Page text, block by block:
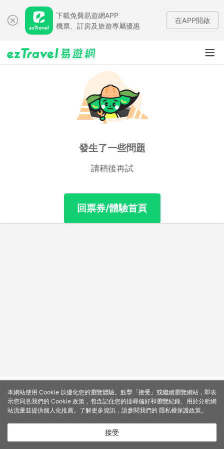
下載免費易遊網APP
機票、訂房及旅遊專屬優惠
在APP開啟
發生了一些問題
請稍後再試
回票券/體驗首頁
本網站使用 Cookie 以優化您的瀏覽體驗。點擊「接受」或繼續瀏覽網站，即表
示您同意我們的 Cookie 政策，包含記住您的搜尋偏好和瀏覽紀錄、用於分析網
站流量並提供個人化推薦。了解更多資訊，請參閱我們的 隱私權保護政策。
接受